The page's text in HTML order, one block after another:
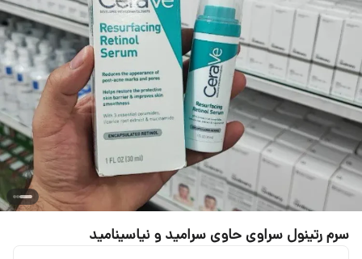
سرم رتینول سراوی حاوی سرامید و نیاسینامید